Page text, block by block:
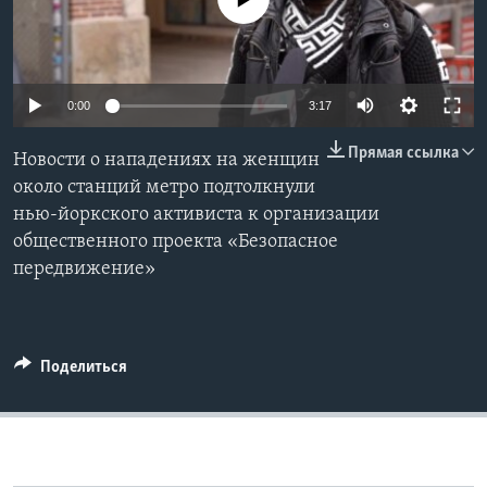
Learning English
СОЦИАЛЬНЫЕ СЕТИ
Языки
0:00 3:17
Прямая ссылка
Новости о нападениях на женщин
около станций метро подтолкнули
нью-йоркского активиста к организации
общественного проекта «Безопасное
передвижение»
Поделиться